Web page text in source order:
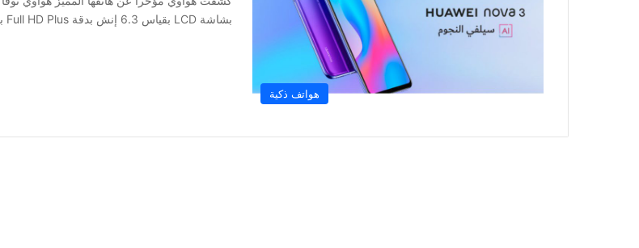
هواتف ذكية
بشاشة LCD بقياس 6.3 إنش بدقة Full HD Plus بأبعاد…